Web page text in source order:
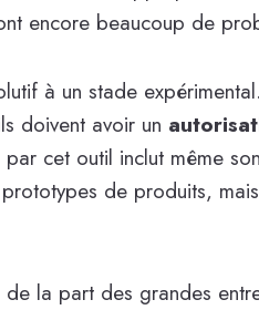
encore beaucoup de
à un stade
doivent avoir un
cet outil inclut même
de produits,
de la part des grandes